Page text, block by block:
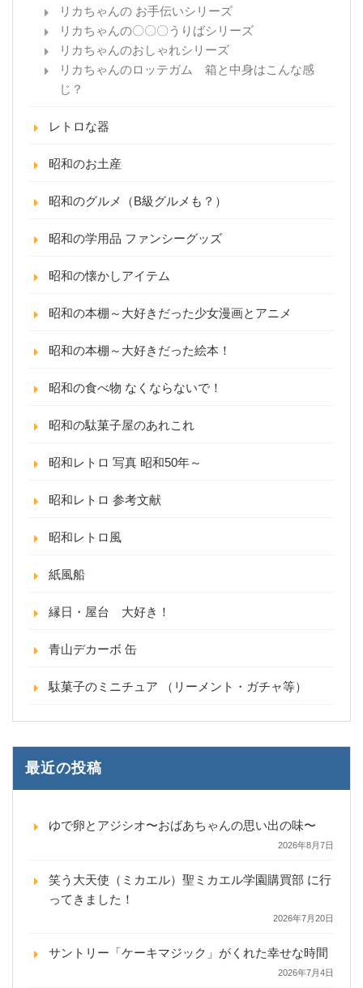
リカちゃんの お手伝いシリーズ
リカちゃんの〇〇〇うりばシリーズ
リカちゃんのおしゃれシリーズ
リカちゃんのロッテガム 箱と中身はこんな感
じ？
レトロな器
昭和のお土産
昭和のグルメ（B級グルメも？）
昭和の学用品 ファンシーグッズ
昭和の懐かしアイテム
昭和の本棚～大好きだった少女漫画とアニメ
昭和の本棚～大好きだった絵本！
昭和の食べ物 なくならないで！
昭和の駄菓子屋のあれこれ
昭和レトロ 写真 昭和50年～
昭和レトロ 参考文献
昭和レトロ風
紙風船
縁日・屋台 大好き！
青山デカーボ 缶
駄菓子のミニチュア （リーメント・ガチャ等）
最近の投稿
ゆで卵とアジシオ〜おばあちゃんの思い出の味〜
2026年8月7日
笑う大天使（ミカエル）聖ミカエル学園購買部 に行
ってきました！
2026年7月20日
サントリー「ケーキマジック」がくれた幸せな時間
2026年7月4日